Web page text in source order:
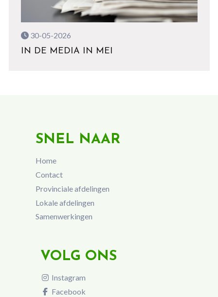
30-05-2026
IN DE MEDIA IN MEI
SNEL NAAR
Home
Contact
Provinciale afdelingen
Lokale afdelingen
Samenwerkingen
VOLG ONS
Instagram
Facebook